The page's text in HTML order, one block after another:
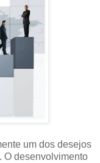
um dos desejos
O desenvolvimento